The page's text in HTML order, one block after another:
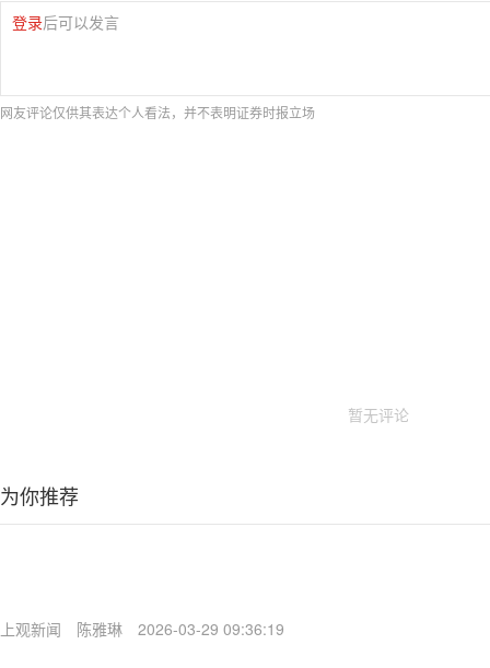
登录后可以发言
网友评论仅供其表达个人看法，并不表明证券时报立场
暂无评论
为你推荐
上观新闻 陈雅琳 2026-03-29 09:36:19